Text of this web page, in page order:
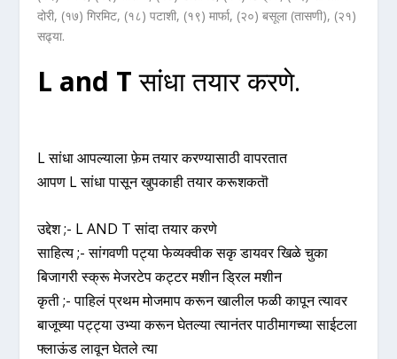
L and Tसांधा तयार करणे.
L सांधा आपल्याला फ़ेम तयार करण्यासाठी वापरतात
आपण L सांधा पासून खुपकाही तयार करूशकतॊ
उद्देश ;- L AND T सांदा तयार करणे
साहित्य ;- सांगवणी पट्या फेव्यक्वीक सकृ डायवर खिळे चुका
बिजागरी स्क्रू मेजरटेप कट्टर मशीन ड्रिल मशीन
कृती ;- पाहिलं प्रथम मोजमाप करून खालील फळी कापून त्यावर
बाजूच्या पट्ट्या उभ्या करून घेतल्या त्यानंतर पाठीमागच्या साईटला
फ्लाऊंड लावून घेतले त्या